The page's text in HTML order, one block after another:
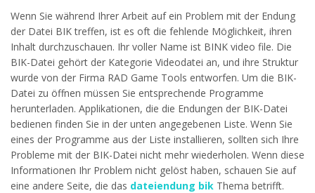
Wenn Sie während Ihrer Arbeit auf ein Problem mit der Endung
der Datei BIK treffen, ist es oft die fehlende Möglichkeit, ihren
Inhalt durchzuschauen. Ihr voller Name ist BINK video file. Die
BIK-Datei gehört der Kategorie Videodatei an, und ihre Struktur
wurde von der Firma RAD Game Tools entworfen. Um die BIK-
Datei zu öffnen müssen Sie entsprechende Programme
herunterladen. Applikationen, die die Endungen der BIK-Datei
bedienen finden Sie in der unten angegebenen Liste. Wenn Sie
eines der Programme aus der Liste installieren, sollten sich Ihre
Probleme mit der BIK-Datei nicht mehr wiederholen. Wenn diese
Informationen Ihr Problem nicht gelöst haben, schauen Sie auf
eine andere Seite, die das dateiendung bik Thema betrifft.